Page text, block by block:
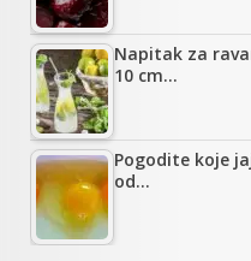
Napitak za
10 cm…
Pogodite koje
od…